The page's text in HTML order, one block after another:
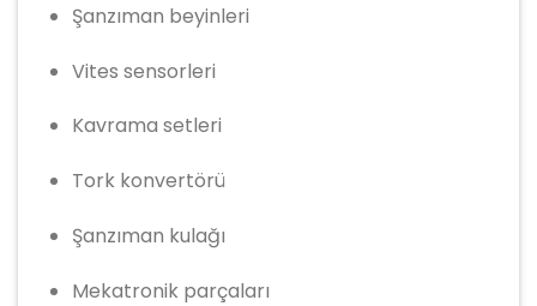
Şanzıman beyinleri
Vites sensorleri
Kavrama setleri
Tork konvertörü
Şanzıman kulağı
Mekatronik parçaları